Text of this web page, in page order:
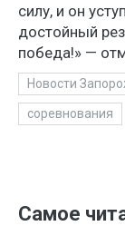
силу, и он
достойный
победа!» —
Новости
соревнования
Самое